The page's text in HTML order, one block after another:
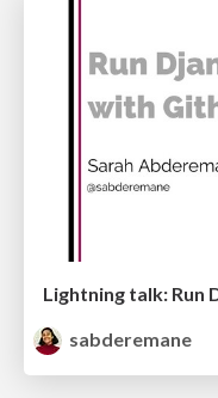
sabderemane